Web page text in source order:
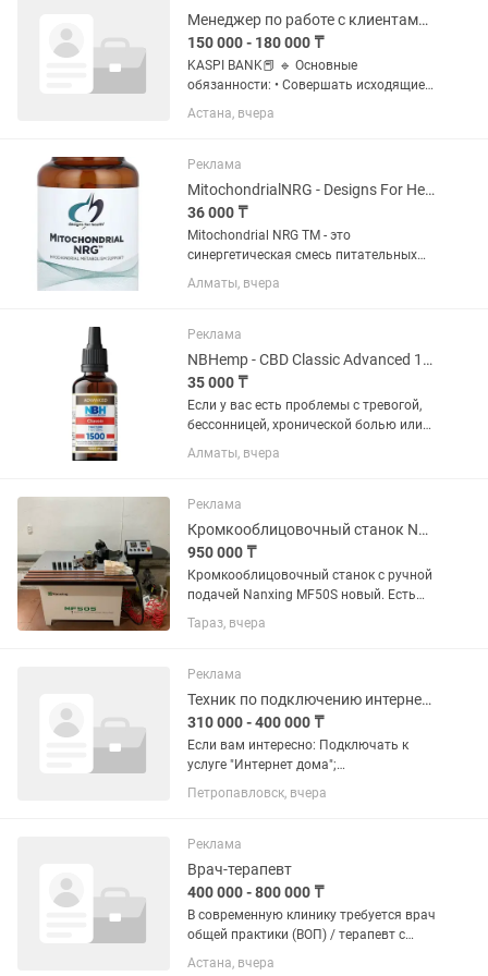
Менеджер по работе с клиентами (удалённо)
150 000 - 180 000 ₸
KASPI BANK📕 🔹 Основные
обязанности: • Совершать исходящие
звонки клиентам банка с
просроченной задолженностью. •
программу на ПК. • Вести переговоры,
мотивировать...
Астана, вчера
Реклама
MitochondrialNRG - Designs For Health 120 capsules. Митохондриал
36 000 ₸
Mitochondrial NRG TM - это
синергетическая смесь питательных
веществ и растительных компонентов,
разработанная для поддержки
«электростанция клетки». Этот
компонент клетки...
Алматы, вчера
Реклама
NBHemp - CBD Classic Advanced 1500 mg 30 ml. CBD масло
35 000 ₸
Если у вас есть проблемы с тревогой,
бессонницей, хронической болью или
воспалением, это могут быть признаки,
которые можно поддержать с
натурального соединения с...
Алматы, вчера
Реклама
Кромкооблицовочный станок Nanxing MF50S
950 000 ₸
Кромкооблицовочный станок с ручной
подачей Nanxing MF50S новый. Есть
каспирассрочка 00-24. Преимущества:
-Приклеивание при ручной подаче
рабочего стола до 45° -Фен...
Тараз, вчера
Реклама
Техник по подключению интернет дома от Beeline
310 000 - 400 000 ₸
Если вам интересно: Подключать к
услуге "Интернет дома";
Консультировать абонентов и
продавать услуги Компании; Работать
модемы, коммутаторы); Если у...
Петропавловск, вчера
Реклама
Врач-терапевт
400 000 - 800 000 ₸
В современную клинику требуется врач
общей практики (ВОП) / терапевт с
опытом работы в IV-терапии.
Астана, вчера